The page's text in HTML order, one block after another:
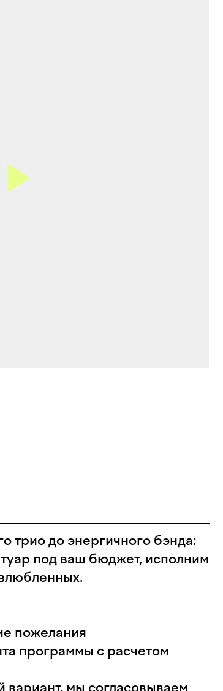
трио до энергичного бэнда:
под ваш бюджет, исполним
пожелания
программы с расчетом
мы согласовываем